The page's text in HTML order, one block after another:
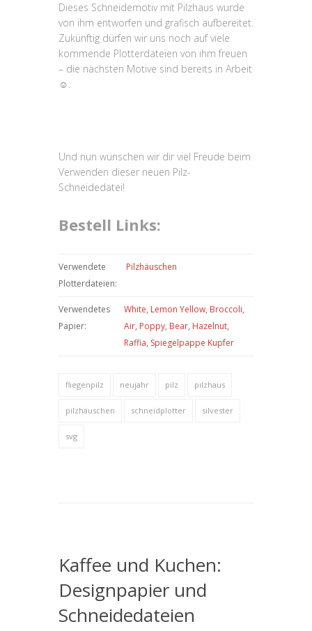
Dieses Schneidemotiv mit Pilzhaus wurde
von ihm entworfen und grafisch aufbereitet.
Zukünftig dürfen wir uns noch auf viele
kommende Plotterdateien von ihm freuen
– die nächsten Motive sind bereits in Arbeit
☺.
Und nun wünschen wir dir viel Freude beim
Verwenden dieser neuen Pilz-
Schneidedatei!
Bestell Links:
Verwendete
Plotterdateien:
Pilzhäuschen
Verwendetes
Papier:
White, Lemon Yellow, Broccoli,
Air, Poppy, Bear, Hazelnut,
Raffia, Spiegelpappe Kupfer
fliegenpilz neujahr pilz pilzhaus
pilzhäuschen schneidplotter silvester
svg
Kaffee und Kuchen:
Designpapier und
Schneidedateien